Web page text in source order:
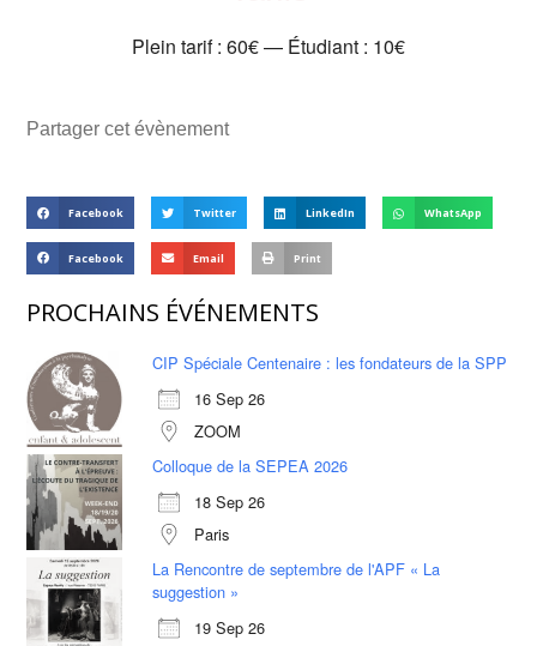
Plein tarif : 60€ — Étudiant : 10€
Partager cet évènement
Facebook Twitter LinkedIn WhatsApp
Facebook Email Print
PROCHAINS ÉVÉNEMENTS
CIP Spéciale Centenaire : les fondateurs de la SPP
16 Sep 26
ZOOM
Colloque de la SEPEA 2026
18 Sep 26
Paris
La Rencontre de septembre de l'APF « La
suggestion »
19 Sep 26